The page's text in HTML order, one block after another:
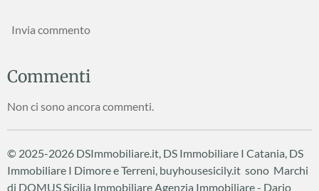
Invia commento
Commenti
Non ci sono ancora commenti.
© 2025-2026 DSImmobiliare.it, DS Immobiliare I Catania, DS
Immobiliare I Dimore e Terreni, buyhousesicily.it sono Marchi
di DOMUS Sicilia ImmobiliareAgenzia Immobiliare - Dario